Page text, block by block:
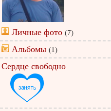
Личные фото (7)
Альбомы (1)
Сердце свободно